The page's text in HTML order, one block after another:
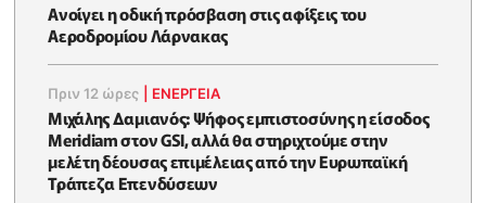
Ανοίγει η οδική πρόσβαση στις αφίξεις του
Αεροδρομίου Λάρνακας
Πριν 12 ώρες ΕΝΈΡΓΕΙΑ
Μιχάλης Δαμιανός: Ψήφος εμπιστοσύνης η είσοδος
Meridiam στον GSI, αλλά θα στηριχτούμε στην
μελέτη δέουσας επιμέλειας από την Ευρωπαϊκή
Τράπεζα Επενδύσεων